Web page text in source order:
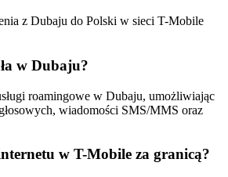
z Dubaju do Polski w sieci T-Mobile
w Dubaju?
roamingowe w Dubaju, umożliwiając
wiadomości SMS/MMS oraz
w T-Mobile za granicą?